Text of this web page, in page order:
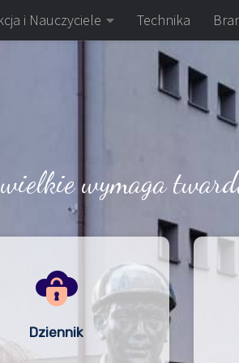
i Nauczyciele Technika
wymaga
Dziennik